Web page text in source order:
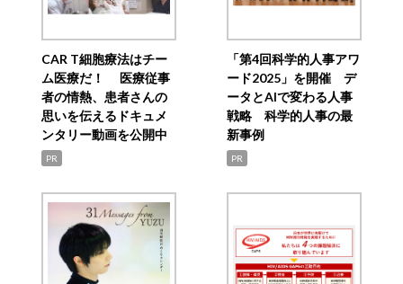
CAR T細胞療法はチー
ム医療だ！ 医療従事
者の情熱、患者さんの
思いを伝えるドキュメ
ンタリー動画を公開中
PR
「第4回科学的人事アワ
ード2025」を開催 デ
ータとAIで変わる人事
戦略 科学的人事の最
新事例
PR